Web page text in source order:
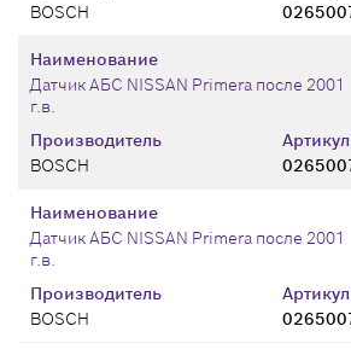
BOSCH
Производитель
BOSCH
Артикул
Наименование
Датчик АБС NISSAN Primera после 2001
г.в.
Производитель
BOSCH
Артикул
Наименование
Датчик АБС NISSAN Primera после 2001
г.в.